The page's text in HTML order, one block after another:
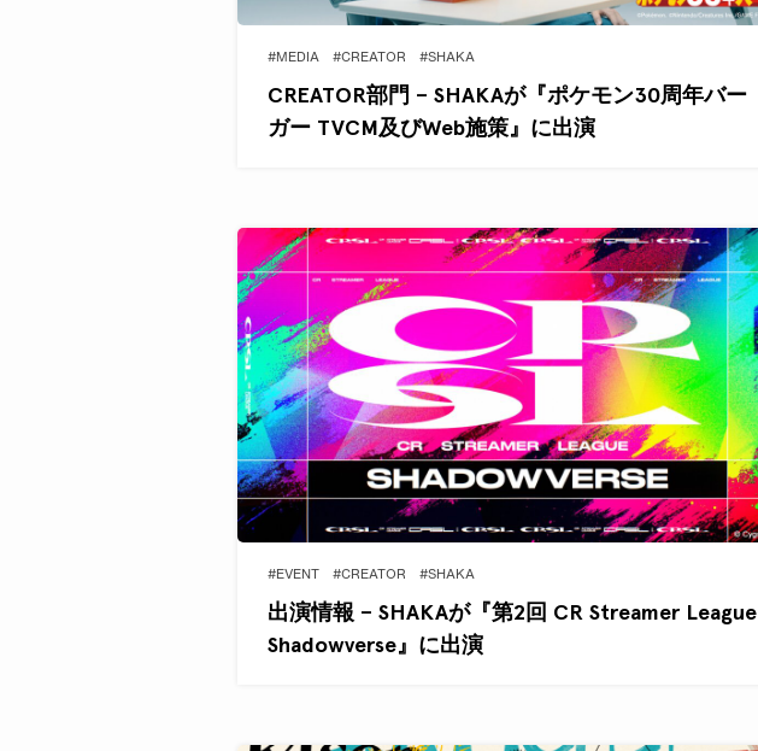
#MEDIA #CREATOR #SHAKA
CREATOR部門 – SHAKAが『ポケモン30周年バー
ガー TVCM及びWeb施策』に出演
#EVENT #CREATOR #SHAKA
出演情報 – SHAKAが『第2回 CR Streamer League
Shadowverse』に出演